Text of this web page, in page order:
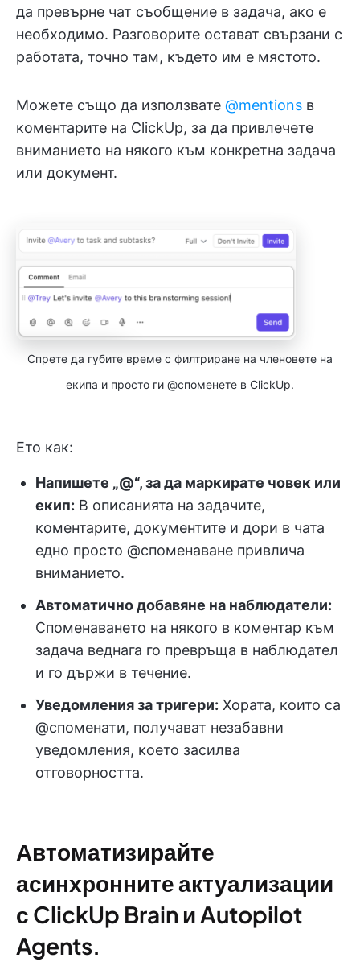
да превърне чат съобщение в задача, ако е
необходимо. Разговорите остават свързани с
работата, точно там, където им е мястото.
Можете също да използвате @mentions в
коментарите на ClickUp, за да привлечете
вниманието на някого към конкретна задача
или документ.
Спрете да губите време с филтриране на членовете на
екипа и просто ги @споменете в ClickUp.
Ето как:
Напишете „@“, за да маркирате човек или
екип: В описанията на задачите,
коментарите, документите и дори в чата
едно просто @споменаване привлича
вниманието.
Автоматично добавяне на наблюдатели:
Споменаването на някого в коментар към
задача веднага го превръща в наблюдател
и го държи в течение.
Уведомления за тригери: Хората, които са
@споменати, получават незабавни
уведомления, което засилва
отговорността.
Автоматизирайте
асинхронните актуализации
с ClickUp Brain и Autopilot
Agents.